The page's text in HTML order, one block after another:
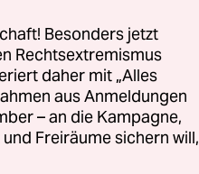
Besonders jetzt
Rechtsextremismus
daher mit „Alles
aus Anmeldungen
– an die Kampagne,
Freiräume sichern will,